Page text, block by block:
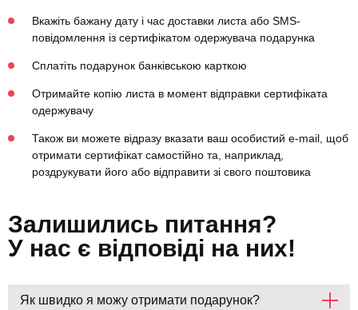
Вкажіть бажану дату і час доставки листа або SMS-
повідомлення із сертифікатом одержувача подарунка
Сплатіть подарунок банківською карткою
Отримайте копію листа в момент відправки сертифіката
одержувачу
Також ви можете відразу вказати ваш особистий e-mail, щоб
отримати сертифікат самостійно та, наприклад,
роздрукувати його або відправити зі свого поштовика
Залишились питання?
У нас є відповіді на них!
Як швидко я можу отримати подарунок?